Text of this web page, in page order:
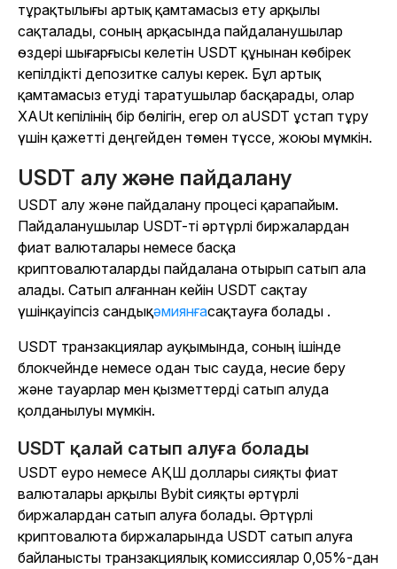
тұрақтылығы артық қамтамасыз ету арқылы
сақталады, соның арқасында пайдаланушылар
өздері шығарғысы келетін USDT құнынан көбірек
кепілдікті депозитке салуы керек. Бұл артық
қамтамасыз етуді таратушылар басқарады, олар
XAUt кепілінің бір бөлігін, егер ол aUSDT ұстап тұру
үшін қажетті деңгейден төмен түссе, жоюы мүмкін.
USDT алу және пайдалану
USDT алу және пайдалану процесі қарапайым.
Пайдаланушылар USDT-ті әртүрлі биржалардан
фиат валюталары немесе басқа
криптовалюталарды пайдалана отырып сатып ала
алады. Сатып алғаннан кейін USDT сақтау
үшінқауіпсіз сандықәмиянғасақтауға болады .
USDT транзакциялар ауқымында, соның ішінде
блокчейнде немесе одан тыс сауда, несие беру
және тауарлар мен қызметтерді сатып алуда
қолданылуы мүмкін.
USDT қалай сатып алуға болады
USDT еуро немесе АҚШ доллары сияқты фиат
валюталары арқылы Bybit сияқты әртүрлі
биржалардан сатып алуға болады. Әртүрлі
криптовалюта биржаларында USDT сатып алуға
байланысты транзакциялық комиссиялар 0,05%-дан